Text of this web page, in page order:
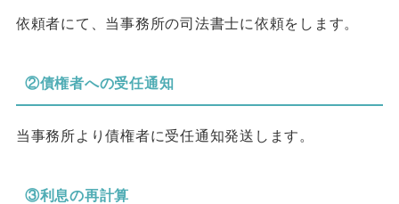
依頼者にて、当事務所の司法書士に依頼をします。
②債権者への受任通知
当事務所より債権者に受任通知発送します。
③利息の再計算